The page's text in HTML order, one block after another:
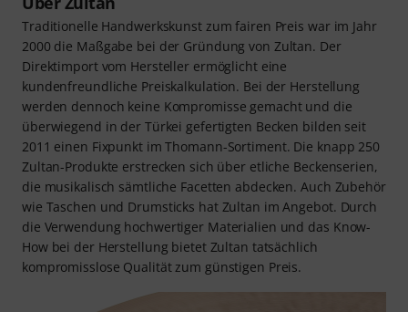
Traditionelle Handwerkskunst zum fairen Preis war im Jahr
2000 die Maßgabe bei der Gründung von Zultan. Der
Direktimport vom Hersteller ermöglicht eine
kundenfreundliche Preiskalkulation. Bei der Herstellung
werden dennoch keine Kompromisse gemacht und die
überwiegend in der Türkei gefertigten Becken bilden seit
2011 einen Fixpunkt im Thomann-Sortiment. Die knapp 250
Zultan-Produkte erstrecken sich über etliche Beckenserien,
die musikalisch sämtliche Facetten abdecken. Auch Zubehör
wie Taschen und Drumsticks hat Zultan im Angebot. Durch
die Verwendung hochwertiger Materialien und das Know-
How bei der Herstellung bietet Zultan tatsächlich
kompromisslose Qualität zum günstigen Preis.